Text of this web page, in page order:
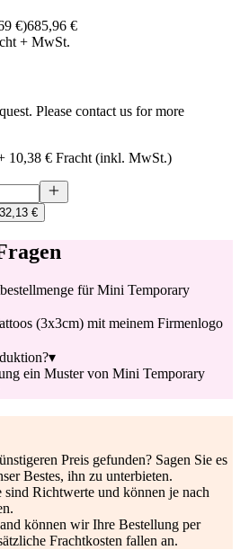
€)685,96 €
+ MwSt.
Please contact us for more
10,38 € Fracht (inkl. MwSt.)
€
für Mini Temporary
(3x3cm) mit meinem Firmenlogo
▾
ein Muster von Mini Temporary
Preis gefunden? Sagen Sie es
Bestes, ihn zu unterbieten.
sind Richtwerte und können je nach
können wir Ihre Bestellung per
Frachtkosten fallen an.